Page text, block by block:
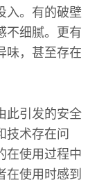
入。有的破壁
不细腻。更有
味，甚至存在
此引发的安全
技术存在问
在使用过程中
在使用时感到